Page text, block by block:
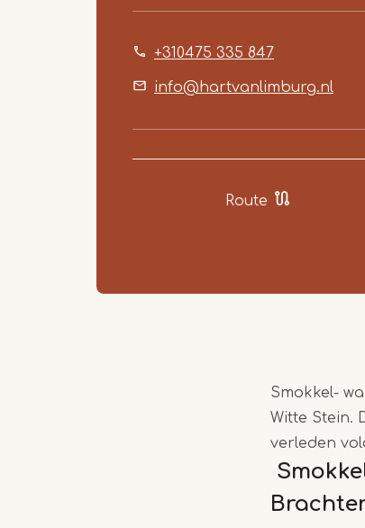
+310475 335 847
info@hartvanlimburg.nl
Route
Smokkel-
Witte Stein.
verleden